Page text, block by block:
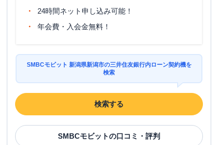
24時間ネット申し込み可能！
年会費・入会金無料！
SMBCモビット 新潟県新潟市の三井住友銀行内ローン契約機を
検索
検索する
SMBCモビットの口コミ・評判